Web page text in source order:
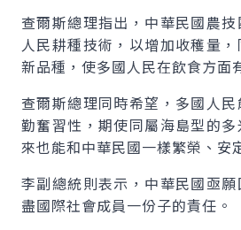
查爾斯總理指出，中華民國農
人民耕種技術，以增加收穫量
新品種，使多國人民在飲食方面
查爾斯總理同時希望，多國人
勤奮習性，期使同屬海島型的
來也能和中華民國一樣繁榮、安
李副總統則表示，中華民國亟
盡國際社會成員一份子的責任。